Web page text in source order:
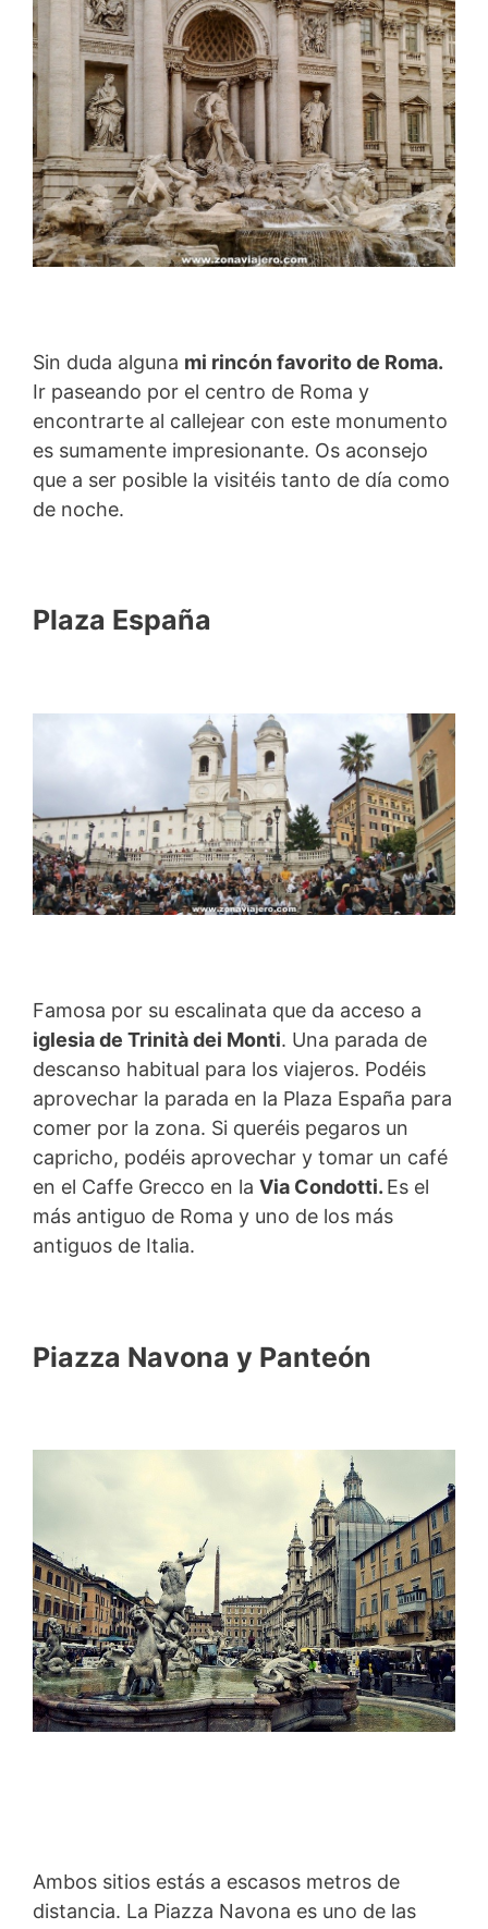
Sin duda alguna mi rincón favorito de Roma.
Ir paseando por el centro de Roma y
encontrarte al callejear con este monumento
es sumamente impresionante. Os aconsejo
que a ser posible la visitéis tanto de día como
de noche.
Plaza España
Famosa por su escalinata que da acceso a
iglesia de Trinità dei Monti. Una parada de
descanso habitual para los viajeros. Podéis
aprovechar la parada en la Plaza España para
comer por la zona. Si queréis pegaros un
capricho, podéis aprovechar y tomar un café
en el Caffe Grecco en la Via Condotti. Es el
más antiguo de Roma y uno de los más
antiguos de Italia.
Piazza Navona y Panteón
Ambos sitios estás a escasos metros de
distancia. La Piazza Navona es uno de las